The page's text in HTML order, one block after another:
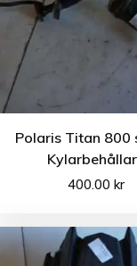
Polaris Titan 800
400.00kr